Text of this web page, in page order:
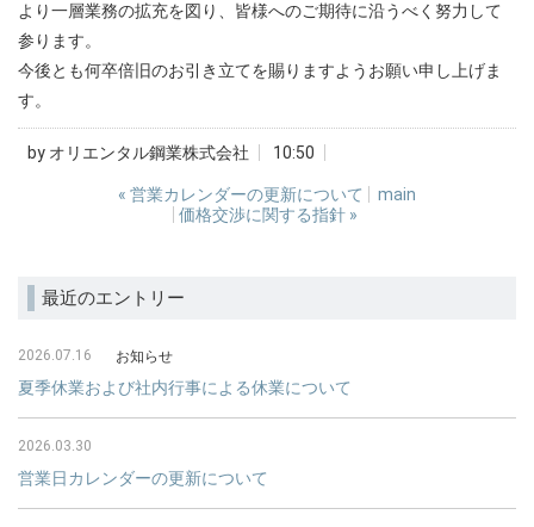
より一層業務の拡充を図り、皆様へのご期待に沿うべく努力して
参ります。
今後とも何卒倍旧のお引き立てを賜りますようお願い申し上げま
す。
by オリエンタル鋼業株式会社 10:50
« 営業カレンダーの更新について
main
価格交渉に関する指針»
最近のエントリー
2026.07.16 お知らせ
夏季休業および社内行事による休業について
2026.03.30
営業日カレンダーの更新について